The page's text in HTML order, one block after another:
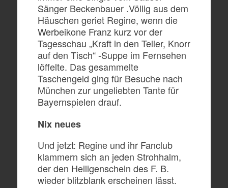
Sänger Beckenbauer .Völlig aus dem
Häuschen geriet Regine, wenn die
Werbeikone Franz kurz vor der
Tagesschau „Kraft in den Teller, Knorr
auf den Tisch“ -Suppe im Fernsehen
löffelte. Das gesammelte
Taschengeld ging für Besuche nach
München zur ungeliebten Tante für
Bayernspielen drauf.
Nix neues
Und jetzt: Regine und ihr Fanclub
klammern sich an jeden Strohhalm,
der den Heiligenschein des F. B.
wieder blitzblank erscheinen lässt.